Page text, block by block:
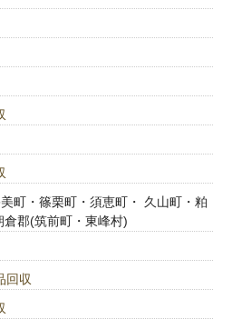
町・篠栗町・須恵町・ 久山町・粕
郡(筑前町・東峰村)
回収